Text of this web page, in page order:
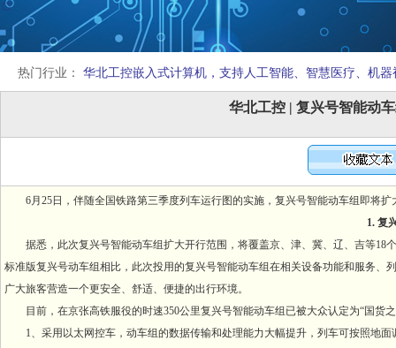
热门行业： 华北工控嵌入式计算机，支持人工智能、智慧医疗、机
华北工控 | 复兴号智能动
6月25日，伴随全国铁路第三季度列车运行图的实施，复兴号智能动车组即将扩
1. 复
据悉，此次复兴号智能动车组扩大开行范围，将覆盖京、津、冀、辽、吉等18
标准版复兴号动车组相比，此次投用的复兴号智能动车组在相关设备功能和服务
广大旅客营造一个更安全、舒适、便捷的出行环境。
目前，在京张高铁服役的时速350公里复兴号智能动车组已被大众认定为“国货
1、采用以太网控车，动车组的数据传输和处理能力大幅提升，列车可按照地面